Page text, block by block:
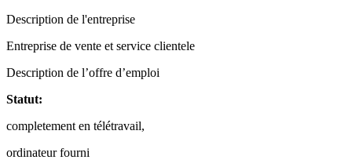
Description de l'entreprise
Entreprise de vente et service clientele
Description de l’offre d’emploi
Statut:
completement en télétravail,
ordinateur fourni